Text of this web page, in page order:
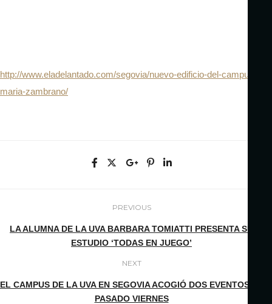
http://www.eladelantado.com/segovia/nuevo-edificio-del-campus-
maria-zambrano/
PREVIOUS
LA ALUMNA DE LA UVA BARBARA TOMIATTI PRESENTA SU
ESTUDIO ‘TODAS EN JUEGO’
NEXT
EL CAMPUS DE LA UVA EN SEGOVIA ACOGIÓ DOS EVENTOS EL
PASADO VIERNES